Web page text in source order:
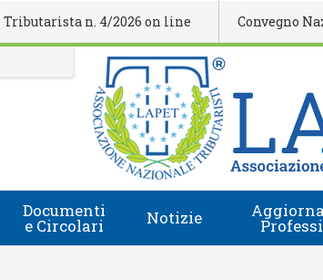
Documenti
e Circolari Notizie
n. 4/2026 on line Convegno